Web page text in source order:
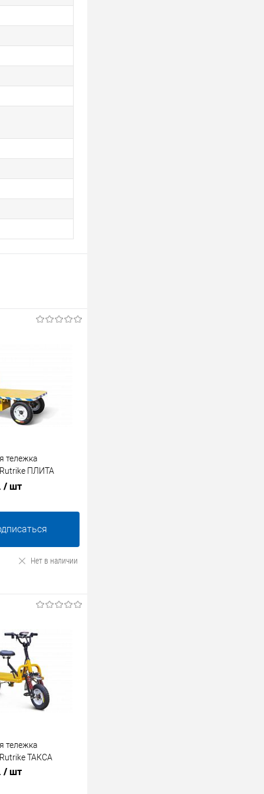
тележка
Rutrike ПЛИТА
/ шт
Нет в наличии
тележка
ТАКСА
/ шт